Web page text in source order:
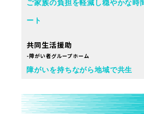
ご家族の負担を軽減し穏やかな時
ート
共同生活援助
-障がい者グループホーム
障がいを持ちながら地域で共生